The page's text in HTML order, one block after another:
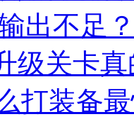
出不足
级关卡
打装备